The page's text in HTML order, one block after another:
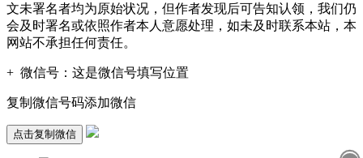
文未署名者均为原始状况，但作者发现后可告知认领，我们仍
会及时署名或依照作者本人意愿处理，如未及时联系本站，本
网站不承担任何责任。
+ 微信号： 这是微信号填写位置
复制微信号码添加微信
点击复制微信